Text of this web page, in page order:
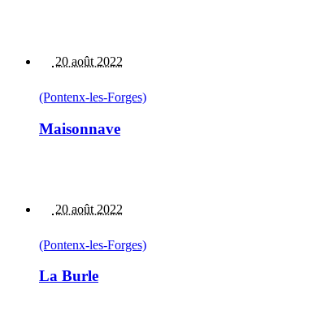
20 août 2022
(Pontenx-les-Forges)
Maisonnave
20 août 2022
(Pontenx-les-Forges)
La Burle